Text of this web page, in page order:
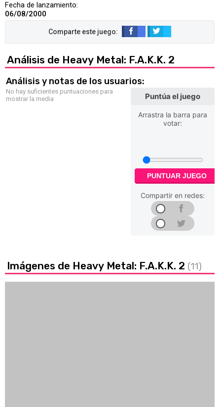
Fecha de lanzamiento:
06/08/2000
Análisis de Heavy Metal: F.A.K.K. 2
Análisis y notas de los usuarios:
No hay suficientes puntuaciones para
mostrar la media
Puntúa el juego
Arrastra la barra para
votar:
PUNTUAR JUEGO
Compartir en redes:
Imágenes de Heavy Metal: F.A.K.K. 2 (11)